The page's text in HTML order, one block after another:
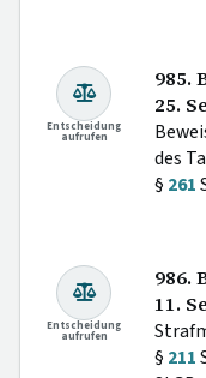
Entscheidung
aufrufen
985.
25.
des
§ 261
Entscheidung
aufrufen
986.
11.
§ 211